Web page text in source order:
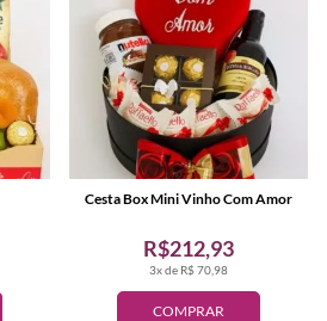
COMPRAR
3x de R$ 70,98
R$212,93
Cesta Box Mini Vinho Com Amor